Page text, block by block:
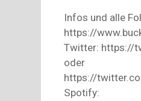
Infos und alle
https://
Twitter: https://
oder
https://
Spotify: